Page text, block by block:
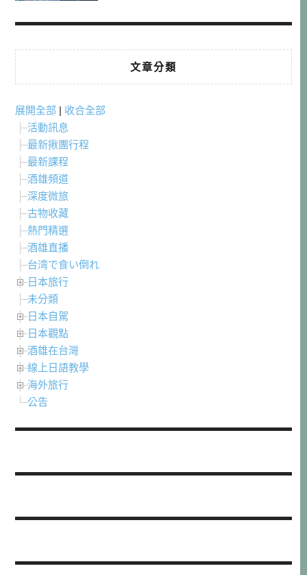
文章分類
展開全部 | 收合全部
活動訊息
最新揪團行程
最新課程
酒雄頻道
深度微旅
古物收藏
熱門精選
酒雄直播
台湾で食い倒れ
日本旅行
未分類
日本自駕
日本觀點
酒雄在台灣
線上日語教學
海外旅行
公告